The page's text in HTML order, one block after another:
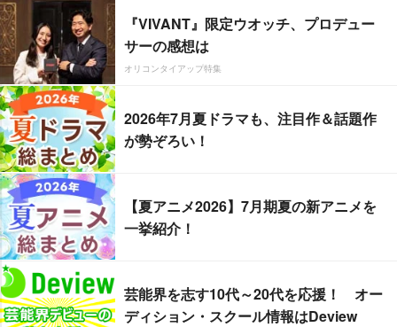
『VIVANT』限定ウオッチ、プロデュー
サーの感想は
オリコンタイアップ特集
2026年7月夏ドラマも、注目作＆話題作
が勢ぞろい！
【夏アニメ2026】7月期夏の新アニメを
一挙紹介！
芸能界を志す10代～20代を応援！ オー
ディション・スクール情報はDeview